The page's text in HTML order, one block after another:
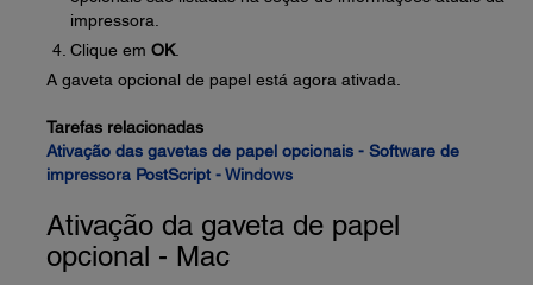
impressora.
Clique em OK.
A gaveta opcional de papel está agora ativada.
Tarefas relacionadas
Ativação das gavetas de papel opcionais - Software de
impressora PostScript - Windows
Ativação da gaveta de papel
opcional - Mac